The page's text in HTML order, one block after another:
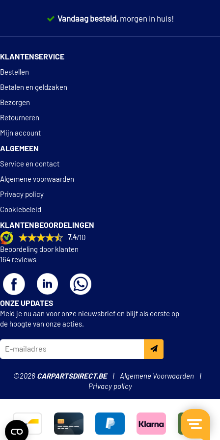
Kawe 8500 29891
Malo 17438
Meyle 100 411 0046
Meyle 100 615 0023
OE Germany 803161
Ocap 1214129
Optimal F8-7922
Original Imperium 32439
Sidem 837804 € 8,68
Vandaag besteld, morgen in huis!
KLANTENSERVICE
Bestellen
Betalen en geldzaken
Bezorgen
Retourneren
Mijn account
ALGEMEEN
Service en contact
Algemene voorwaarden
Privacy policy
Cookiebeleid
KLANTENBEOORDELINGEN
7.4/10
Beoordeling door klanten
164 reviews
ONZE UPDATES
Meld je nu aan voor onze nieuwsbrief en blijf als eerste op
de hoogte van onze acties.
©2026 CARPARTSDIRECT.BE
Algemene Voorwaarden
Privacy policy